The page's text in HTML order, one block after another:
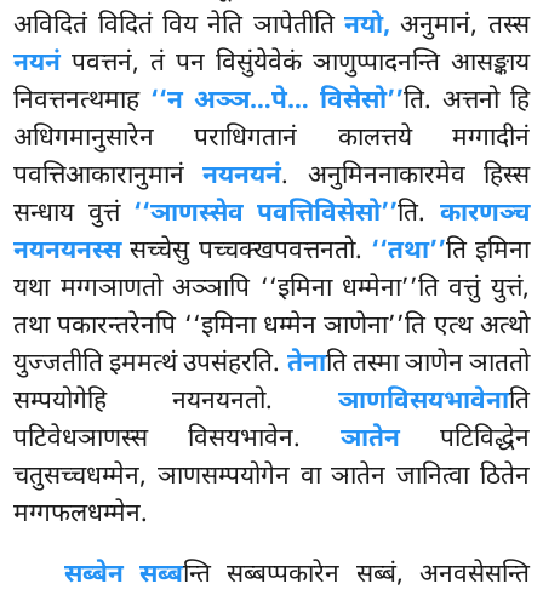
अविदितं विदितं विय नेति ञापेतीतिनयो, अनुमानं, तस्स
नयनंपवत्तनं, तं पन विसुंयेवेकं ञाणुप्पादनन्ति आसङ्काय
निवत्तनत्थमाह ‘‘न अञ्ञ…पे… विसेसो’’ति. अत्तनो हि
अधिगमानुसारेन पराधिगतानं कालत्तये मग्गादीनं
पवत्तिआकारानुमानंनयनयनं. अनुमिननाकारमेव हिस्स
सन्धाय वुत्तं ‘‘ञाणस्सेव पवत्तिविसेसो’’ति. कारणञ्च
नयनयनस्ससच्चेसु पच्चक्खपवत्तनतो. ‘‘तथा’’ति इमिना
यथा मग्गञाणतो अञ्ञापि ‘‘इमिना धम्मेना’’ति वत्तुं युत्तं,
तथा पकारन्तरेनपि ‘‘इमिना धम्मेन ञाणेना’’ति एत्थ अत्थो
युज्जतीति इममत्थं उपसंहरति. तेनाति तस्मा ञाणेन ञाततो
सम्पयोगेहि नयनयनतो. ञाणविसयभावेनाति
पटिवेधञाणस्स विसयभावेन. ञातेनपटिविद्धेन
चतुसच्चधम्मेन, ञाणसम्पयोगेन वा ञातेन जानित्वा ठितेन
मग्गफलधम्मेन.
सब्बेन सब्बन्ति सब्बप्पकारेन सब्बं, अनवसेसन्ति